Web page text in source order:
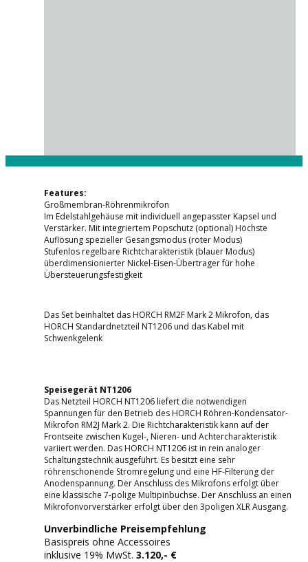
Features:
Großmembran-Röhrenmikrofon
Im Edelstahlgehäuse mit individuell angepasster Kapsel und
Verstärker. Mit integriertem Popschutz (optional) Höchste
Auflösung spezieller Gesangsmodus (roter Modus)
Stufenlos regelbare Richtcharakteristik (blauer Modus)
überdimensionierter Nickel-Eisen-Übertrager für hohe
Übersteuerungsfestigkeit
Das Set beinhaltet das HORCH RM2F Mark 2 Mikrofon, das
HORCH Standardnetzteil NT1206 und das Kabel mit
Schwenkgelenk
Speisegerät NT1206
Das Netzteil HORCH NT1206 liefert die notwendigen
Spannungen für den Betrieb des HORCH Röhren-Kondensator-
Mikrofon RM2J Mark 2. Die Richtcharakteristik kann auf der
Frontseite zwischen Kugel-, Nieren- und Achtercharakteristik
variiert werden. Das HORCH NT1206 ist in rein analoger
Schaltungstechnik ausgeführt. Es besitzt eine sehr
röhrenschonende Stromregelung und eine HF-Filterung der
Anodenspannung. Der Anschluss des Mikrofons erfolgt über
eine klassische 7-polige Multipinbuchse. Der Anschluss an einen
Mikrofonvorverstärker erfolgt über den 3poligen XLR Ausgang.
Unverbindliche Preisempfehlung
Basispreis ohne Accessoires
inklusive 19% MwSt. 3.120,- €